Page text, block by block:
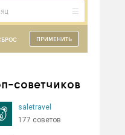
советчиков
saletravel
177 советов